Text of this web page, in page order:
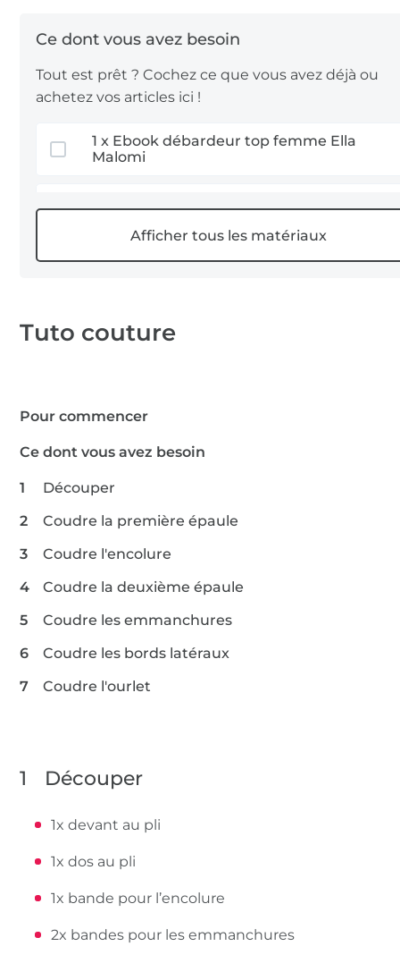
Tout est prêt ? Cochez ce que vous avez déjà ou
achetez vos articles ici !
1 x Ebook débardeur top femme Ella
Malomi
1 x accessoire pour lingerie
Tuto couture
Pour commencer
Ce dont vous avez besoin
Découper
Coudre la première épaule
Coudre l'encolure
Coudre la deuxième épaule
Coudre les emmanchures
Coudre les bords latéraux
Coudre l'ourlet
1 Découper
1x devant au pli
1x dos au pli
1x bande pour l’encolure
2x bandes pour les emmanchures